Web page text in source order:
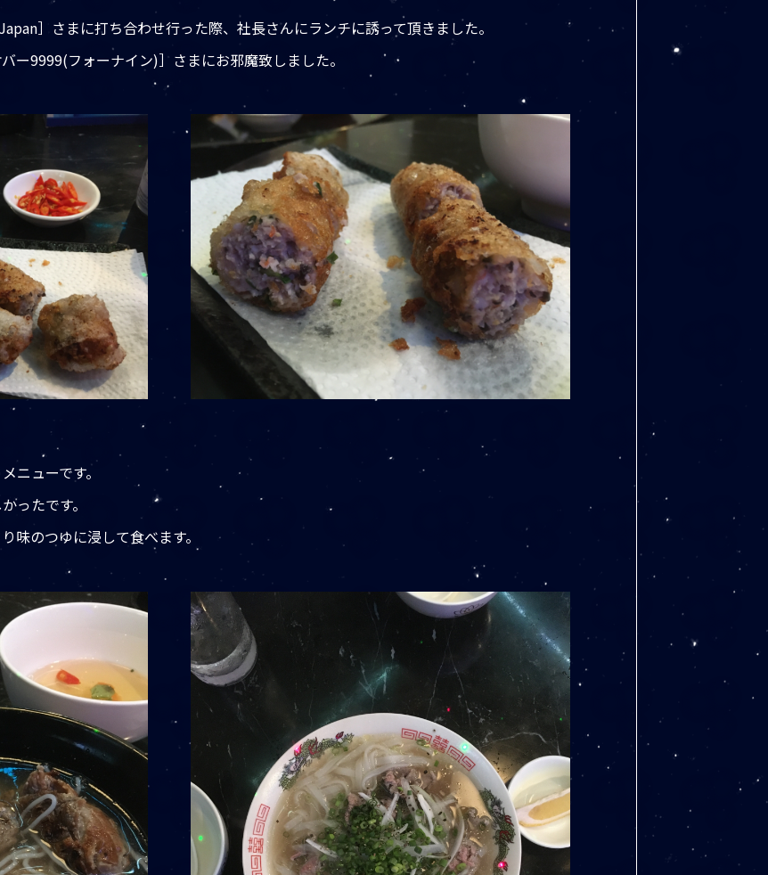
］さまに打ち合わせ行った際、社長さんにランチに誘って頂きました。
ー9999(フォーナイン)］さまにお邪魔致しました。
ニューです。
ったです。
味のつゆに浸して食べます。